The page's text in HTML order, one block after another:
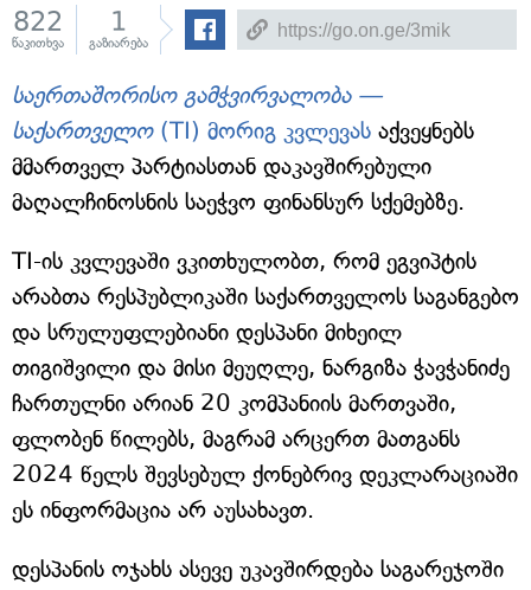
822
წაკითხვა
1
გაზიარება
საერთაშორისო გამჭვირვალობა —
საქართველო(TI) მორიგ კვლევას აქვეყნებს
მმართველ პარტიასთან დაკავშირებული
მაღალჩინოსნის საეჭვო ფინანსურ სქემებზე.
TI-ის კვლევაში ვკითხულობთ, რომ ეგვიპტის
არაბთა რესპუბლიკაში საქართველოს საგანგებო
და სრულუფლებიანი დესპანი მიხეილ
თიგიშვილი და მისი მეუღლე, ნარგიზა ჭავჭანიძე
ჩართულნი არიან 20 კომპანიის მართვაში,
ფლობენ წილებს, მაგრამ არცერთ მათგანს
2024 წელს შევსებულ ქონებრივ დეკლარაციაში
ეს ინფორმაცია არ აუსახავთ.
დესპანის ოჯახს ასევე უკავშირდება საგარეჯოში